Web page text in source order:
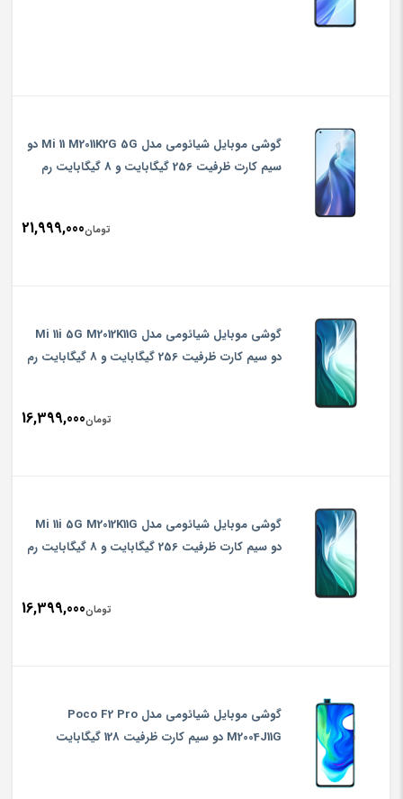
گوشی موبایل شیائومی مدل Mi 11 M2011K2G 5G دو
سیم‌ کارت ظرفیت 256 گیگابایت و 8 گیگابایت رم
تومان21,999,000
گوشی موبایل شیائومی مدل Mi 11i 5G M2012K11G
دو سیم‌ کارت ظرفیت 256 گیگابایت و 8 گیگابایت رم
تومان16,399,000
گوشی موبایل شیائومی مدل Mi 11i 5G M2012K11G
دو سیم‌ کارت ظرفیت 256 گیگابایت و 8 گیگابایت رم
تومان16,399,000
گوشی موبایل شیائومی مدل Poco F2 Pro
M2004J11G دو سیم‌ کارت ظرفیت 128 گیگابایت